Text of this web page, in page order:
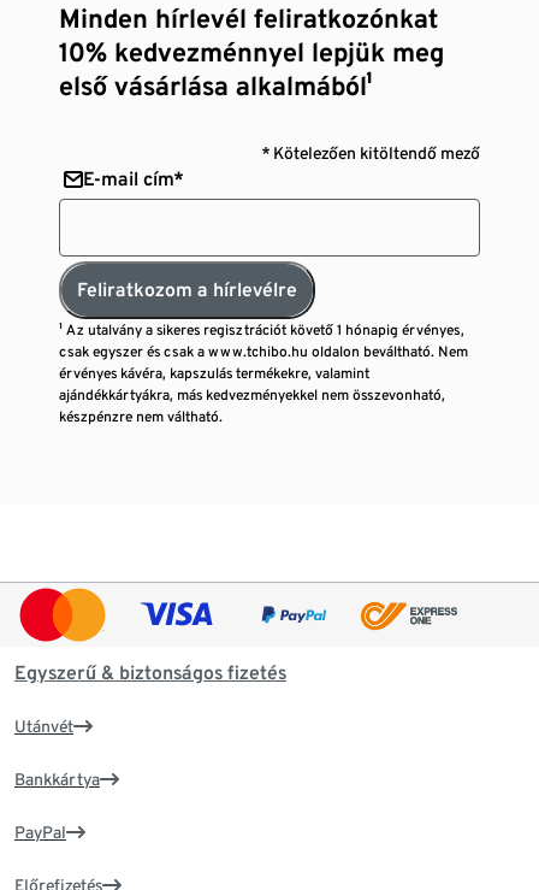
Minden hírlevél feliratkozónkat
10% kedvezménnyel lepjük meg
első vásárlása alkalmából¹
* Kötelezően kitöltendő mező
E-mail cím*
Feliratkozom a hírlevélre
¹ Az utalvány a sikeres regisztrációt követő 1 hónapig érvényes,
csak egyszer és csak a www.tchibo.hu oldalon beváltható. Nem
érvényes kávéra, kapszulás termékekre, valamint
ajándékkártyákra, más kedvezményekkel nem összevonható,
készpénzre nem váltható.
Egyszerű & biztonságos fizetés
Utánvét
Bankkártya
PayPal
Előrefizetés